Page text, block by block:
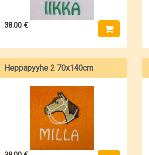
38.00 €
Heppapyyhe 2 70x140cm